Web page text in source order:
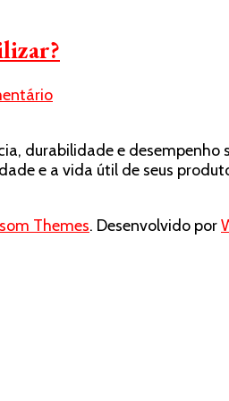
em
é
o
de
durabilidade e
e a vida útil de seus
Themes. Desenvolvido por